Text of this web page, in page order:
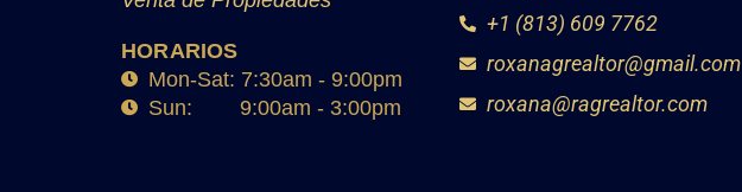
HORARIOS
Mon-Sat: 7:30am - 9:00pm
Sun: 9:00am - 3:00pm
+1 (813) 609 7762
roxanagrealtor@gmail.com
roxana@ragrealtor.com